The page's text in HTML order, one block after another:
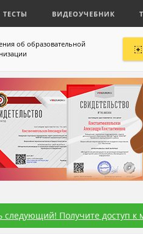
ТЕСТЫ ВИДЕОУЧЕБНИК
об образовательной
Получите доступ к